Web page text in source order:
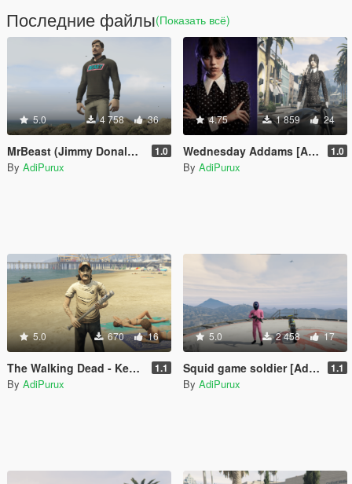
Последние файлы(Показать всё)
5.0 4 758 36
MrBeast (Jimmy Donaldson) [Add-On Ped] 1.0
By AdiPurux
4.75 1 859 24
Wednesday Addams [Add-On Ped] 1.0
By AdiPurux
5.0 670 16
The Walking Dead - Kenny [Add-On Ped] 1.1
By AdiPurux
5.0 2 458 17
Squid game soldier [Add-On Ped] 1.1
By AdiPurux